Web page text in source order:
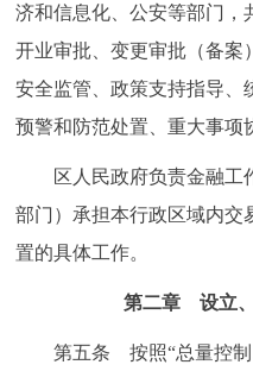
济和信息化、公安等部门，
开业审批、变更审批（备案
安全监管、政策支持指导、
预警和防范处置、重大事项
区人民政府负责金融工
部门）承担本行政区域内交
置的具体工作。
第二章 设立
第五条 按照“总量控制